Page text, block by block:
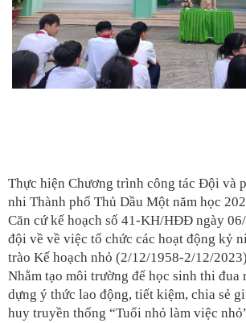
Thực hiện Chương trình công tác Đội và
nhi Thành phố Thủ Dầu Một năm học
Căn cứ kế hoạch số 41-KH/HĐĐ ngày
đội về về việc tổ chức các hoạt động kỷ
trào Kế hoạch nhỏ (2/12/1958-2/12/
Nhằm tạo môi trường để học sinh thi đua
dựng ý thức lao động, tiết kiệm, chia sẻ
huy truyền thống “Tuổi nhỏ làm việc